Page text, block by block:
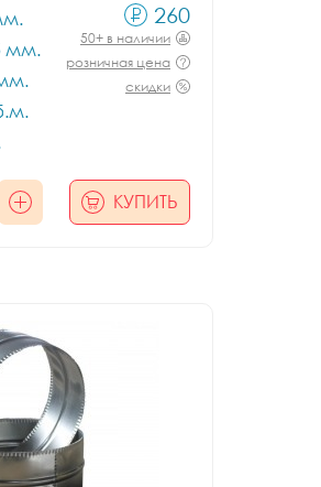
мм.
260
50+ в наличии
розничная цена
скидки
КУПИТЬ